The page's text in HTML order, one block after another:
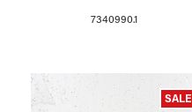
7340990.1
SALE